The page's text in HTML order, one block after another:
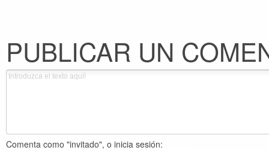
PUBLICAR UN
Comenta como "invitado", o inicia sesión: